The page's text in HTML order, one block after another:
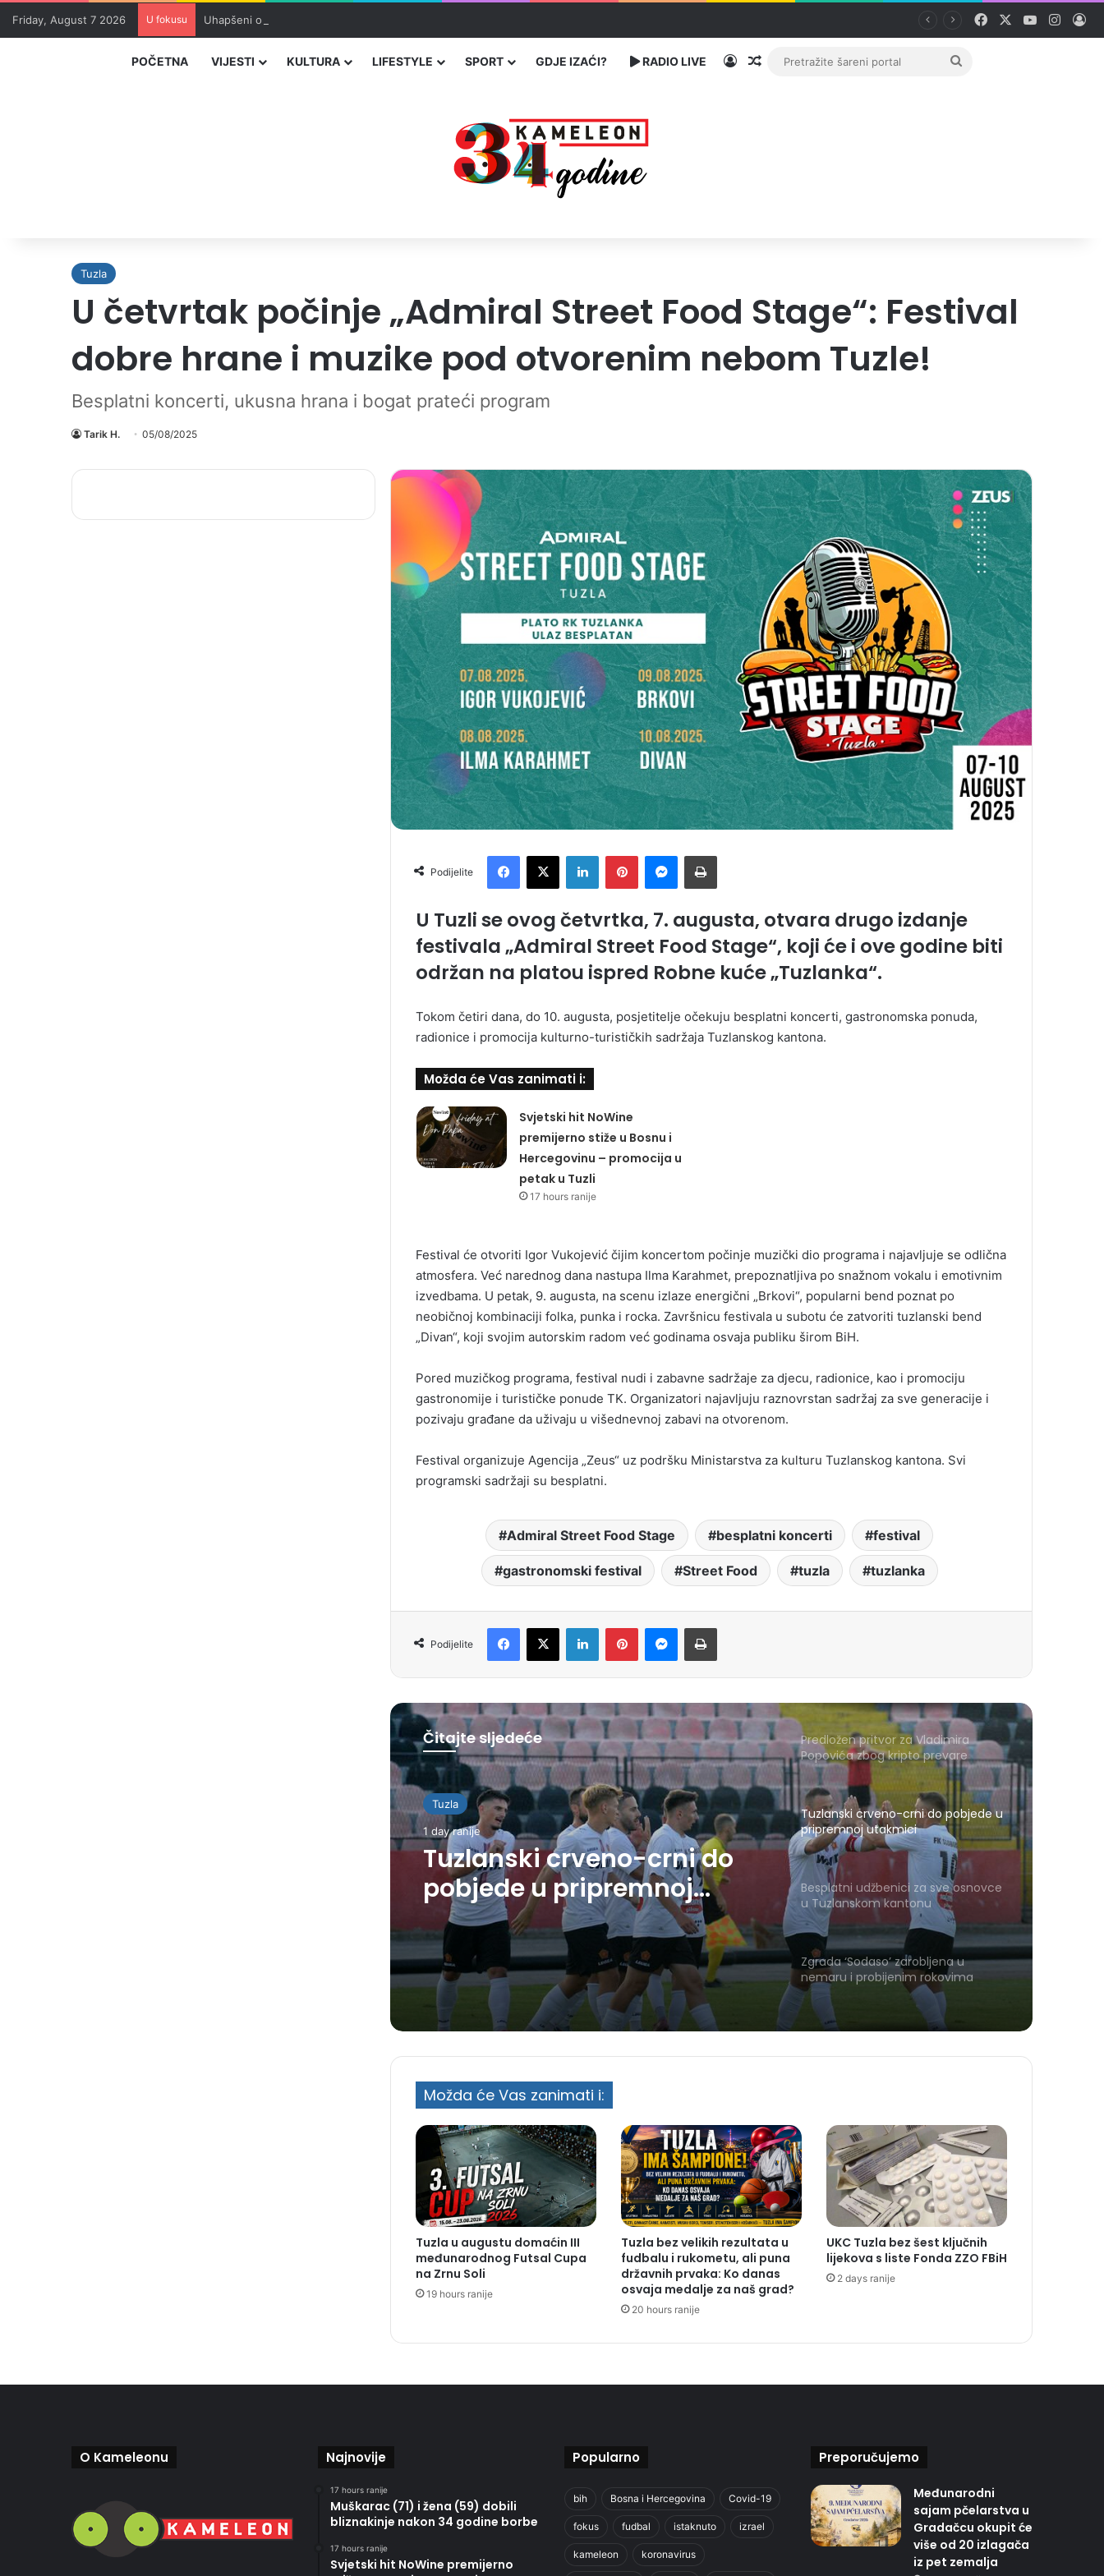
Friday, August 7 2026 U fokusu Uhapšeni organizatori krijumčarenja migranata preko BiH i Balkana Facebook YouTube
POČETNA VIJESTI KULTURA LIFESTYLE SPORT GDJE IZAĆI? RADIO LIVE PrijavaRandom članak
Pretražite
Tuzla
U četvrtak počinje „Admiral Street Food Stage“: Festival
dobre hrane i muzike pod otvorenim nebom Tuzle!
Besplatni koncerti, ukusna hrana i bogat prateći program
Tarik H. 05/08/2025
Podijelite
U Tuzli se ovog četvrtka, 7. augusta, otvara drugo izdanje
festivala „Admiral Street Food Stage“, koji će i ove godine biti
održan na platou ispred Robne kuće „Tuzlanka“.
Tokom četiri dana, do 10. augusta, posjetitelje očekuju besplatni koncerti, gastronomska ponuda,
radionice i promocija kulturno-turističkih sadržaja Tuzlanskog kantona.
Možda će Vas zanimati i:
Svjetski hit NoWine
premijerno stiže u Bosnu i
Hercegovinu – promocija u
petak u Tuzli
17 hours ranije
Festival će otvoriti Igor Vukojević čijim koncertom počinje muzički dio programa i najavljuje se odlična
atmosfera. Već narednog dana nastupa Ilma Karahmet, prepoznatljiva po snažnom vokalu i emotivnim
izvedbama. U petak, 9. augusta, na scenu izlaze energični „Brkovi“, popularni bend poznat po
neobičnoj kombinaciji folka, punka i rocka. Završnicu festivala u subotu će zatvoriti tuzlanski bend
„Divan“, koji svojim autorskim radom već godinama osvaja publiku širom BiH.
Pored muzičkog programa, festival nudi i zabavne sadržaje za djecu, radionice, kao i promociju
gastronomije i turističke ponude TK. Organizatori najavljuju raznovrstan sadržaj za sve generacije i
pozivaju građane da uživaju u višednevnoj zabavi na otvorenom.
Festival organizuje Agencija „Zeus“ uz podršku Ministarstva za kulturu Tuzlanskog kantona. Svi
programski sadržaji su besplatni.
Admiral Street Food Stage besplatni koncerti festival
gastronomski festival Street Food tuzla tuzlanka
Podijelite
Čitajte sljedeće
Tuzla
1 day ranije
Tuzlanski crveno-crni do
pobjede u pripremnoj
utakmici
Predložen pritvor za Vladimira
Popovića zbog kripto prevare
Tuzlanski crveno-crni do pobjede u
pripremnoj utakmici
Besplatni udžbenici za sve osnovce
u Tuzlanskom kantonu
Zgrada ‘Sodaso’ zarobljena u
nemaru i probijenim rokovima
Možda će Vas zanimati i:
Tuzla u augustu domaćin III
međunarodnog Futsal Cupa
na Zrnu Soli
19 hours ranije
Tuzla bez velikih rezultata u
fudbalu i rukometu, ali puna
državnih prvaka: Ko danas
osvaja medalje za naš grad?
20 hours ranije
UKC Tuzla bez šest ključnih
lijekova s liste Fonda ZZO FBiH
2 days ranije
O Kameleonu Najnovije
17 hours ranije
Muškarac (71) i žena (59) dobili
bliznakinje nakon 34 godine borbe
17 hours ranije
Svjetski hit NoWine premijerno
Popularno
bih Bosna i Hercegovina Covid-19
fokus fudbal istaknuto izrael
kameleon koronavirus
Preporučujemo
Međunarodni
sajam pčelarstva u
Gradačcu okupit će
više od 20 izlagača
iz pet zemalja